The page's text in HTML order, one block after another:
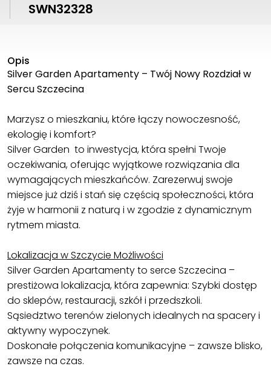
SWN32328
Opis
Silver Garden Apartamenty – Twój Nowy Rozdział w
Sercu Szczecina
Marzysz o mieszkaniu, które łączy nowoczesność,
ekologię i komfort?
Silver Garden to inwestycja, która spełni Twoje
oczekiwania, oferując wyjątkowe rozwiązania dla
wymagających mieszkańców. Zarezerwuj swoje
miejsce już dziś i stań się częścią społeczności, która
żyje w harmonii z naturą i w zgodzie z dynamicznym
rytmem miasta.
Lokalizacja w Szczycie Możliwości
Silver Garden Apartamenty to serce Szczecina –
prestiżowa lokalizacja, która zapewnia: Szybki dostęp
do sklepów, restauracji, szkół i przedszkoli.
Sąsiedztwo terenów zielonych idealnych na spacery i
aktywny wypoczynek.
Doskonałe połączenia komunikacyjne – zawsze blisko,
zawsze na czas.